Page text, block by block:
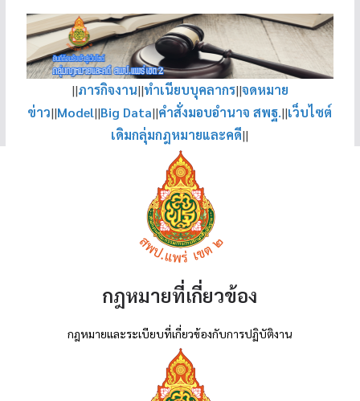
||ภารกิจงาน||ทำเนียบบุคลากร||จดหมาย
ข่าว||Model||Big Data||คำสั่งมอบอำนาจ สพฐ.||เว็บไซต์
เดิมกลุ่มกฎหมายและคดี||
กฎหมายที่เกี่ยวข้อง
กฎหมายและระเบียบที่เกี่ยวข้องกับการปฏิบัติงาน